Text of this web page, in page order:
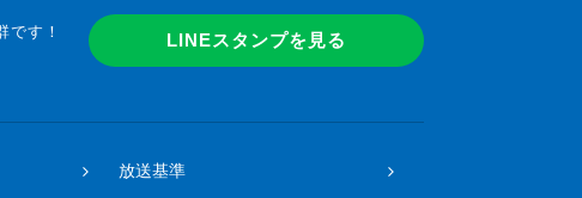
です！
LINEスタンプを見る
放送基準